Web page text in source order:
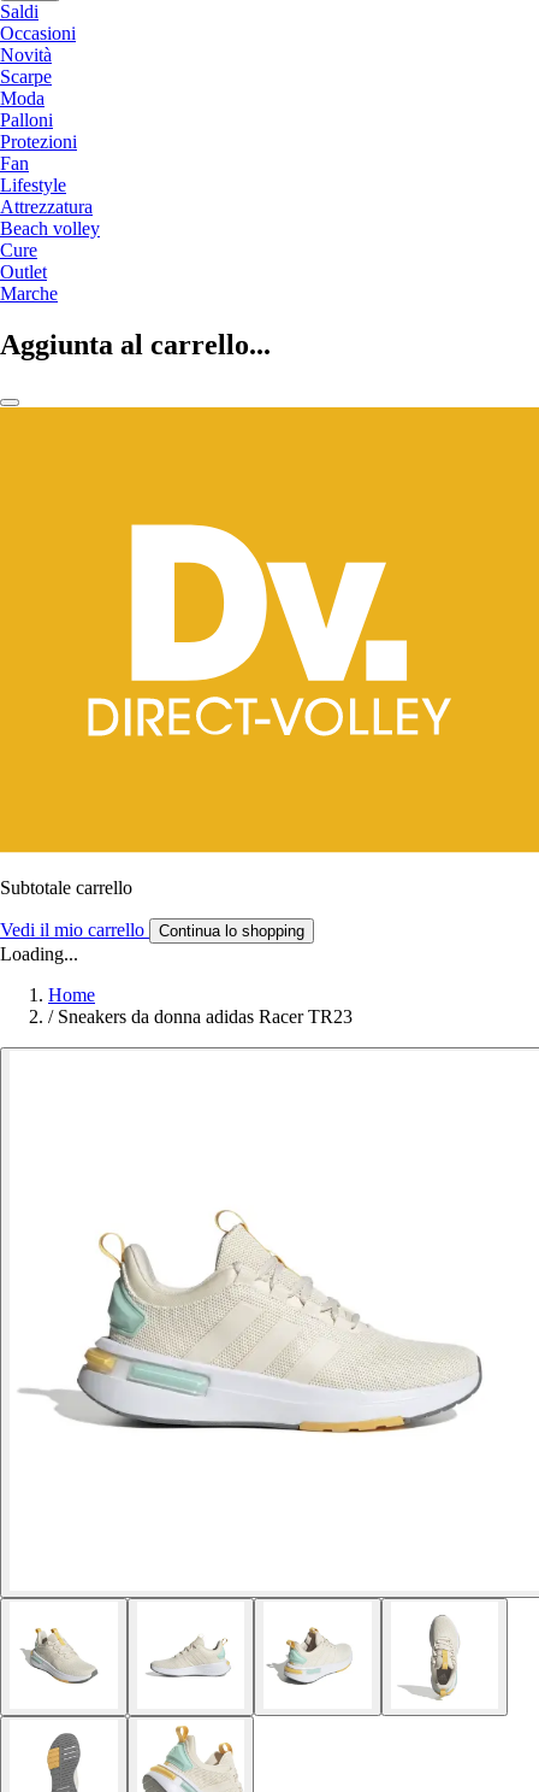
Saldi
Occasioni
Novità
Scarpe
Moda
Palloni
Protezioni
Fan
Lifestyle
Attrezzatura
Beach volley
Cure
Outlet
Marche
Aggiunta al carrello...
Subtotale carrello
Vedi il mio carrello Continua lo shopping
Loading...
Home
/ Sneakers da donna adidas Racer TR23